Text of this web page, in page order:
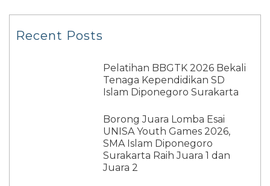
Recent Posts
Pelatihan BBGTK 2026 Bekali
Tenaga Kependidikan SD
Islam Diponegoro Surakarta
Borong Juara Lomba Esai
UNISA Youth Games 2026,
SMA Islam Diponegoro
Surakarta Raih Juara 1 dan
Juara 2